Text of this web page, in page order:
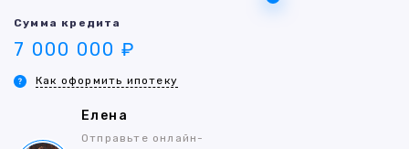
Сумма кредита
7 000 000 ₽
Как оформить ипотеку
Елена
Отправьте онлайн-